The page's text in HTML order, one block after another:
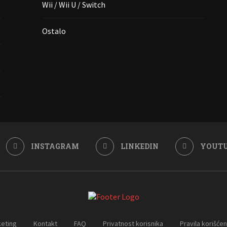
Wii / Wii U / Switch
Ostalo
INSTAGRAM LINKEDIN
Kontakt FAQ Privatnost korisnika Pravila